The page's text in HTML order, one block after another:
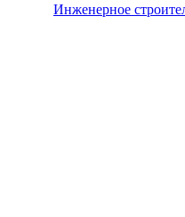
Инженерное